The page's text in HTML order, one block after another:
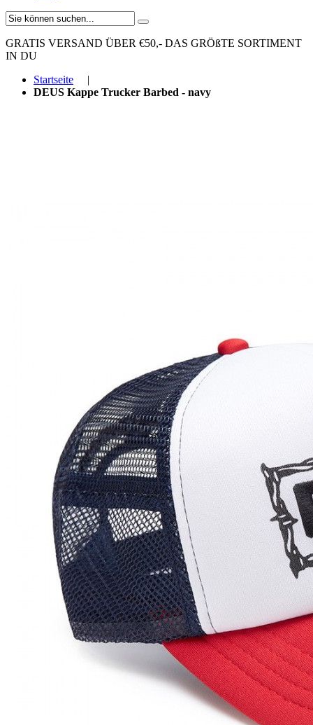
GRATIS VERSAND ÜBER €50,- DAS GRÖßTE SORTIMENT
IN DU
Startseite
|
DEUS Kappe Trucker Barbed - navy